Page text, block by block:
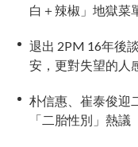
白＋辣椒」地獄菜
退出 2PM 16年後
安，更對失望的人
朴信惠、崔泰俊迎
「二胎性別」熱議